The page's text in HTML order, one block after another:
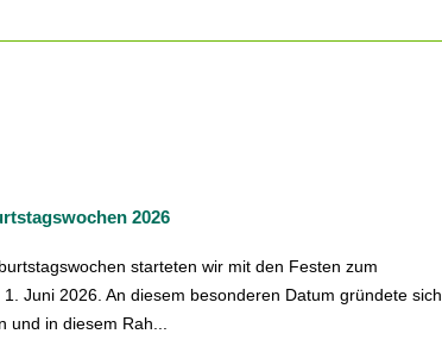
2026
starteten wir mit den Festen zum
Juni 2026. An diesem besonderen Datum gründete sich
und in diesem Rah...